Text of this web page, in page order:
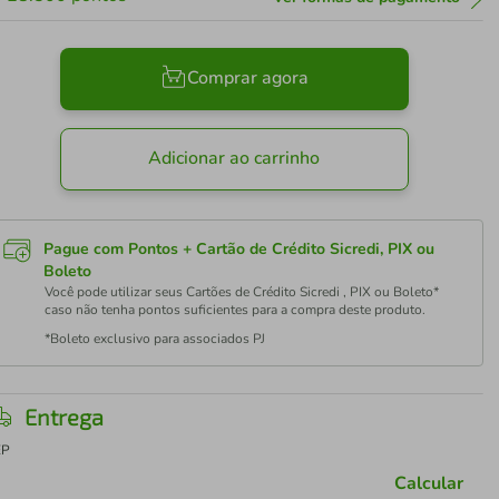
Comprar agora
Adicionar ao carrinho
Pague com Pontos + Cartão de Crédito Sicredi, PIX ou
Boleto
Você pode utilizar seus Cartões de Crédito Sicredi , PIX ou Boleto*
caso não tenha pontos suficientes para a compra deste produto.
*Boleto exclusivo para associados PJ
Entrega
Calcular